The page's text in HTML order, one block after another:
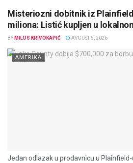
Misteriozni dobitnik iz
miliona: Listić kupljen u
BY MILOS KRIVOKAPIĆ AVGUST 5, 2026
AMERIKA
Jedan odlazak u prodavnicu u